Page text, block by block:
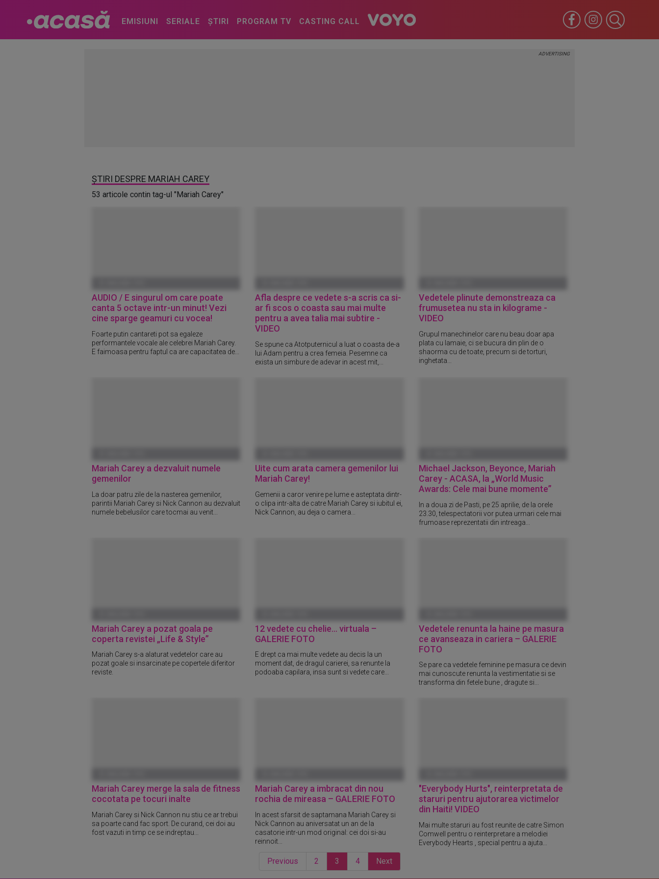
EMISIUNI SERIALE ȘTIRI PROGRAM TV CASTING CALL
ȘTIRI DESPRE MARIAH CAREY
53 articole contin tag-ul "Mariah Carey"
AUDIO / E singurul om care poate
canta 5 octave intr-un minut! Vezi
cine sparge geamuri cu vocea!
Foarte putin cantareti pot sa egaleze
performantele vocale ale celebrei Mariah Carey.
E faimoasa pentru faptul ca are capacitatea de...
Afla despre ce vedete s-a scris ca si-
ar fi scos o coasta sau mai multe
pentru a avea talia mai subtire -
VIDEO
Se spune ca Atotputernicul a luat o coasta de-a
lui Adam pentru a crea femeia. Pesemne ca
exista un simbure de adevar in acest mit,...
Vedetele plinute demonstreaza ca
frumusetea nu sta in kilograme -
VIDEO
Grupul manechinelor care nu beau doar apa
plata cu lamaie, ci se bucura din plin de o
shaorma cu de toate, precum si de torturi,
inghetata...
Mariah Carey a dezvaluit numele
gemenilor
La doar patru zile de la nasterea gemenilor,
parintii Mariah Carey si Nick Cannon au dezvaluit
numele bebelusilor care tocmai au venit...
Uite cum arata camera gemenilor lui
Mariah Carey!
Gemenii a caror venire pe lume e asteptata dintr-
o clipa intr-alta de catre Mariah Carey si iubitul ei,
Nick Cannon, au deja o camera...
Michael Jackson, Beyonce, Mariah
Carey - ACASA, la „World Music
Awards: Cele mai bune momente”
In a doua zi de Pasti, pe 25 aprilie, de la orele
23.30, telespectatorii vor putea urmari cele mai
frumoase reprezentatii din intreaga...
Mariah Carey a pozat goala pe
coperta revistei „Life & Style”
Mariah Carey s-a alaturat vedetelor care au
pozat goale si insarcinate pe copertele diferitor
reviste.
12 vedete cu chelie... virtuala –
GALERIE FOTO
E drept ca mai multe vedete au decis la un
moment dat, de dragul carierei, sa renunte la
podoaba capilara, insa sunt si vedete care...
Vedetele renunta la haine pe masura
ce avanseaza in cariera – GALERIE
FOTO
Se pare ca vedetele feminine pe masura ce devin
mai cunoscute renunta la vestimentatie si se
transforma din fetele bune , dragute si...
Mariah Carey merge la sala de fitness
cocotata pe tocuri inalte
Mariah Carey si Nick Cannon nu stiu ce ar trebui
sa poarte cand fac sport. De curand, cei doi au
fost vazuti in timp ce se indreptau...
Mariah Carey a imbracat din nou
rochia de mireasa – GALERIE FOTO
In acest sfarsit de saptamana Mariah Carey si
Nick Cannon au aniversatat un an de la
casatorie intr-un mod original: cei doi si-au
reinnoit...
"Everybody Hurts", reinterpretata de
staruri pentru ajutorarea victimelor
din Haiti! VIDEO
Mai multe staruri au fost reunite de catre Simon
Comwell pentru o reinterpretare a melodiei
Everybody Hearts , special pentru a ajuta...
Previous 2 3 4 Next